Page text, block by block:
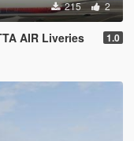
215 2
AIR Liveries 1.0